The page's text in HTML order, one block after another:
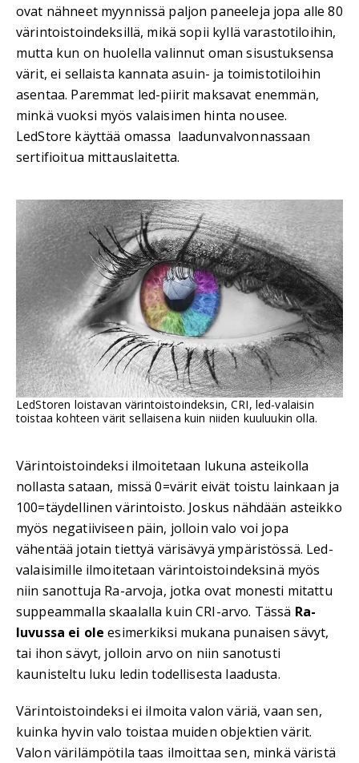
ovat nähneet myynnissä paljon paneeleja jopa alle 80
värintoistoindeksillä, mikä sopii kyllä varastotiloihin,
mutta kun on huolella valinnut oman sisustuksensa
värit, ei sellaista kannata asuin- ja toimistotiloihin
asentaa. Paremmat led-piirit maksavat enemmän,
minkä vuoksi myös valaisimen hinta nousee.
LedStore käyttää omassa laadunvalvonnassaan
sertifioitua mittauslaitetta.
LedStoren loistavan värintoistoindeksin, CRI, led-valaisin
toistaa kohteen värit sellaisena kuin niiden kuuluukin olla.
Värintoistoindeksi ilmoitetaan lukuna asteikolla
nollasta sataan, missä 0=värit eivät toistu lainkaan ja
100=täydellinen värintoisto. Joskus nähdään asteikko
myös negatiiviseen päin, jolloin valo voi jopa
vähentää jotain tiettyä värisävyä ympäristössä. Led-
valaisimille ilmoitetaan värintoistoindeksinä myös
niin sanottuja Ra-arvoja, jotka ovat monesti mitattu
suppeammalla skaalalla kuin CRI-arvo. Tässä Ra-
luvussa ei ole esimerkiksi mukana punaisen sävyt,
tai ihon sävyt, jolloin arvo on niin sanotusti
kaunisteltu luku ledin todellisesta laadusta.
Värintoistoindeksi ei ilmoita valon väriä, vaan sen,
kuinka hyvin valo toistaa muiden objektien värit.
Valon värilämpötila taas ilmoittaa sen, minkä väristä